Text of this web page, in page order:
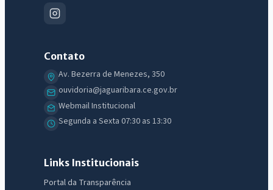
Contato
Av. Bezerra de Menezes, 350
ouvidoria@jaguaribara.ce.gov.br
Webmail Institucional
Segunda a Sexta 07:30 as 13:30
Links Institucionais
Portal da Transparência